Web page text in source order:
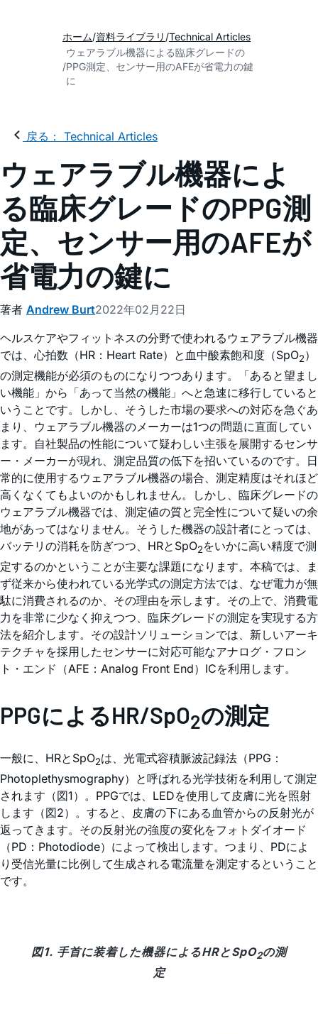
ホーム 資料ライブラリ Technical Articles
ウェアラブル機器による臨床グレードの
PPG測定、センサー用のAFEが省電力の鍵
に
戻る： Technical Articles
ウェアラブル機器によ
る臨床グレードのPPG測
定、センサー用のAFEが
省電力の鍵に
著者 Andrew Burt2022年02月22日
ヘルスケアやフィットネスの分野で使われるウェアラブル機器
では、心拍数（HR：Heart Rate）と血中酸素飽和度（SpO2）
の測定機能が必須のものになりつつあります。「あると望まし
い機能」から「あって当然の機能」へと急速に移行していると
いうことです。しかし、そうした市場の要求への対応を急ぐあ
まり、ウェアラブル機器のメーカーは1つの問題に直面してい
ます。自社製品の性能について疑わしい主張を展開するセンサ
ー・メーカーが現れ、測定品質の低下を招いているのです。日
常的に使用するウェアラブル機器の場合、測定精度はそれほど
高くなくてもよいのかもしれません。しかし、臨床グレードの
ウェアラブル機器では、測定値の質と完全性について疑いの余
地があってはなりません。そうした機器の設計者にとっては、
バッテリの消耗を防ぎつつ、HRとSpO2をいかに高い精度で測
定するのかということが主要な課題になります。本稿では、ま
ず従来から使われている光学式の測定方法では、なぜ電力が無
駄に消費されるのか、その理由を示します。その上で、消費電
力を非常に少なく抑えつつ、臨床グレードの測定を実現する方
法を紹介します。その設計ソリューションでは、新しいアーキ
テクチャを採用したセンサーに対応可能なアナログ・フロン
ト・エンド（AFE：Analog Front End）ICを利用します。
PPGによるHR/SpO2の測定
一般に、HRとSpO2は、光電式容積脈波記録法（PPG：
Photoplethysmography）と呼ばれる光学技術を利用して測定
されます（図1）。PPGでは、LEDを使用して皮膚に光を照射
します（図2）。すると、皮膚の下にある血管からの反射光が
返ってきます。その反射光の強度の変化をフォトダイオード
（PD：Photodiode）によって検出します。つまり、PDによ
り受信光量に比例して生成される電流量を測定するということ
です。
図1. 手首に装着した機器によるHRとSpO2の測
定